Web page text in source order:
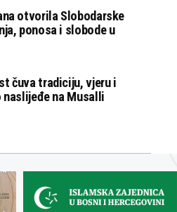
otvorila Slobodarske
ponosa i slobode u
čuva tradiciju, vjeru i
na Musalli